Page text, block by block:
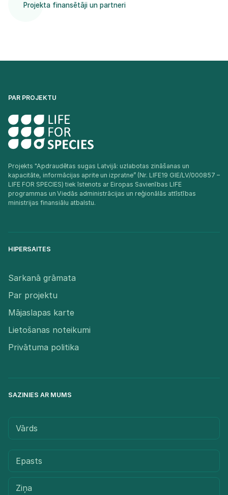
Projekta finansētāji un partneri
PAR PROJEKTU
Projekts "Apdraudētas sugas Latvijā: uzlabotas zināšanas un
kapacitāte, informācijas aprite un izpratne” (Nr. LIFE19 GIE/LV/000857 –
LIFE FOR SPECIES) tiek īstenots ar Eiropas Savienības LIFE
programmas un Viedās administrācijas un reģionālās attīstības
ministrijas finansiālu atbalstu.​
HIPERSAITES
Sarkanā grāmata
Par projektu
Mājaslapas karte
Lietošanas noteikumi
Privātuma politika
SAZINIES AR MUMS